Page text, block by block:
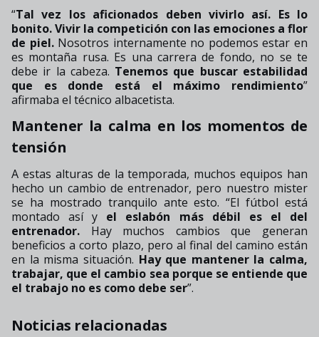
“Tal vez los aficionados deben vivirlo así. Es lo
bonito. Vivir la competición con las emociones a flor
de piel.Nosotros internamente no podemos estar en
es montaña rusa. Es una carrera de fondo, no se te
debe ir la cabeza. Tenemos que buscar estabilidad
que es donde está el máximo rendimiento”
afirmaba el técnico albacetista.
Mantener la calma en los momentos de
tensión
A estas alturas de la temporada, muchos equipos han
hecho un cambio de entrenador, pero nuestro mister
se ha mostrado tranquilo ante esto. “El fútbol está
montado así y el eslabón más débil es el del
entrenador. Hay muchos cambios que generan
beneficios a corto plazo, pero al final del camino están
en la misma situación. Hay que mantener la calma,
trabajar, que el cambio sea porque se entiende que
el trabajo no es como debe ser”.
Noticias relacionadas